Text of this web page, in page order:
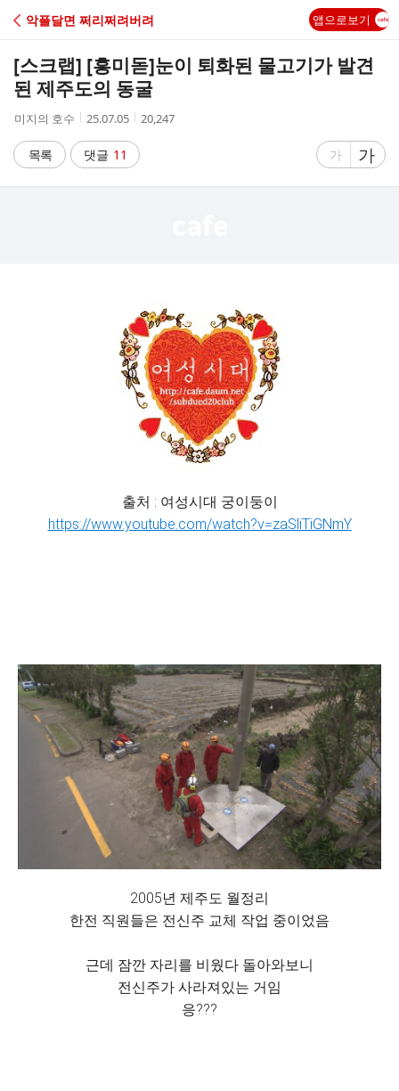
C
A
악플달면 쩌리쩌려버려 앱으로보기
[스크랩] [흥미돋]눈이 퇴화된 물고기가 발견
된 제주도의 동굴
작
자
미지의 호수
작
시
간
25.07.05
조
20,247
목록 댓글 11
글
가
글
자
가
출처 : 여성시대 궁이둥이
https://www.youtube.com/watch?v=zaSliTiGNmY
2005년 제주도 월정리
한전 직원들은 전신주 교체 작업 중이었음
근데 잠깐 자리를 비웠다 돌아와보니
전신주가 사라져있는 거임
응???